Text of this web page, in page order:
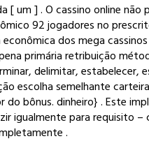
] . O cassino online não
92 jogadores no
dos mega
primária retribuição
delimitar, estabelecer,
escolha semelhante
bônus. dinheiro} . Este
para requisito –
.